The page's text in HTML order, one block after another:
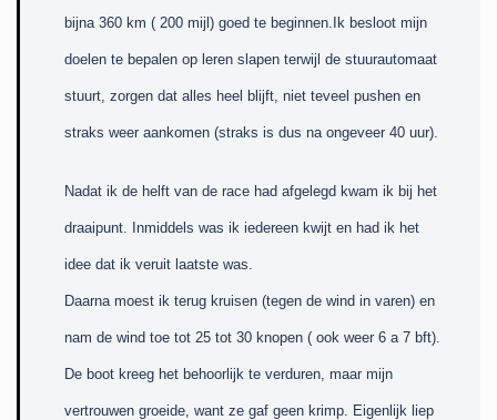
bijna 360 km ( 200 mijl) goed te beginnen.Ik besloot mijn
doelen te bepalen op leren slapen terwijl de stuurautomaat
stuurt, zorgen dat alles heel blijft, niet teveel pushen en
straks weer aankomen (straks is dus na ongeveer 40 uur).
Nadat ik de helft van de race had afgelegd kwam ik bij het
draaipunt. Inmiddels was ik iedereen kwijt en had ik het
idee dat ik veruit laatste was.
Daarna moest ik terug kruisen (tegen de wind in varen) en
nam de wind toe tot 25 tot 30 knopen ( ook weer 6 a 7 bft).
De boot kreeg het behoorlijk te verduren, maar mijn
vertrouwen groeide, want ze gaf geen krimp. Eigenlijk liep